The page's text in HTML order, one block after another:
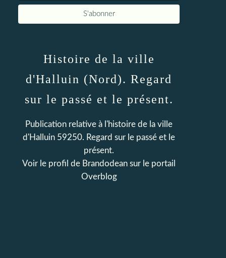
Histoire de la ville
d'Halluin (Nord). Regard
sur le passé et le présent.
Publication relative à l'histoire de la ville
d'Halluin 59250. Regard sur le passé et le
présent.
Voir le profil de Brandodean sur le portail
Overblog